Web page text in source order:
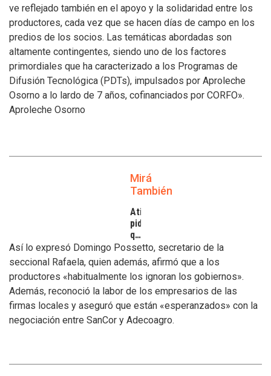
ve reflejado también en el apoyo y la solidaridad entre los
productores, cada vez que se hacen días de campo en los
predios de los socios. Las temáticas abordadas son
altamente contingentes, siendo uno de los factores
primordiales que ha caracterizado a los Programas de
Difusión Tecnológica (PDTs), impulsados por Aproleche
Osorno a lo lardo de 7 años, cofinanciados por CORFO».
Aproleche Osorno
Mirá
También
Atilra
pide
que
se
atiendan
inconvenientes
de
los
tamberos
Así lo expresó Domingo Possetto, secretario de la
seccional Rafaela, quien además, afirmó que a los
productores «habitualmente los ignoran los gobiernos».
Además, reconoció la labor de los empresarios de las
firmas locales y aseguró que están «esperanzados» con la
negociación entre SanCor y Adecoagro.